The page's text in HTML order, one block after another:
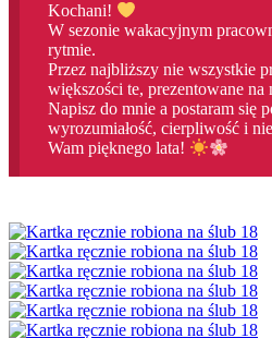
Kochani!
W sezonie wakacyjnym
rytmie.
Przez najbliższy nie wszystkie
większości te, prezentowane na
Napisz do mnie a postaram się
wyrozumiałość, cierpliwość i
Wam pięknego lata!